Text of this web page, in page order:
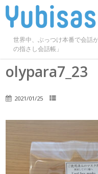
世界中、ぶっつけ本番で会話
の指さし会話帳」
olypara7_23
2021/01/25